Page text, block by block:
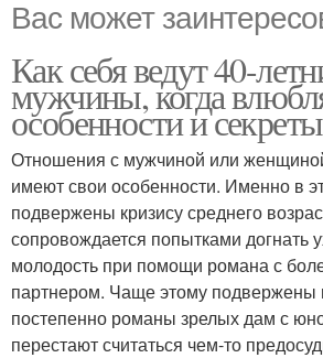
Вас может
Как себя ведут 40-
мужчины, когда
особенности и секреты
Отношения с мужчиной или
имеют свои особенности. Именно в
подвержены кризису среднего
сопровождается попытками догнать
молодость при помощи романа с
партнером. Чаще этому
постепенно романы зрелых дам с
перестают считаться чем-то